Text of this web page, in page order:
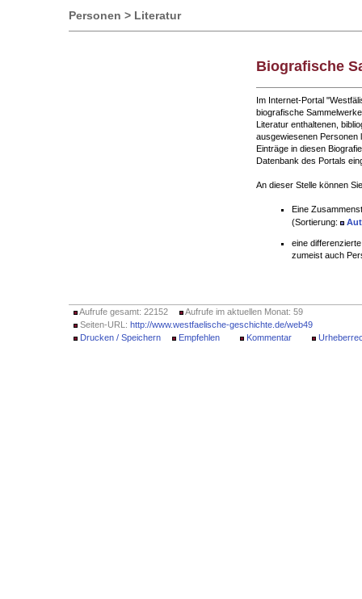
Personen > Literatur
Biografische
Im Internet-Portal
biografische
Literatur enthaltenen,
ausgewiesenen Personen
Einträge in diesen
Datenbank des Portals
An dieser Stelle können
Eine
(Sortierung:
eine
zumeist auch
Aufrufe gesamt: 22152
Aufrufe im aktuellen Monat: 59
Seiten-URL: http://www.westfaelische-geschichte.de/web49
Drucken / Speichern
Empfehlen Kommentar